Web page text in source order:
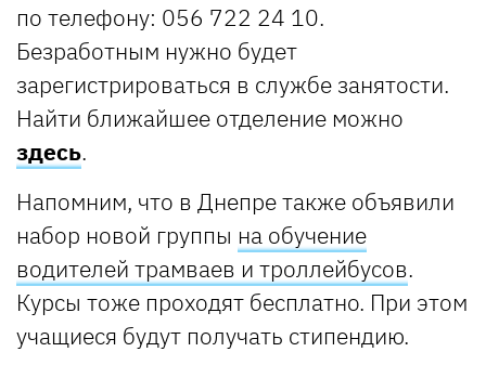
по телефону: 056 722 24 10.
Безработным нужно будет
зарегистрироваться в службе занятости.
Найти ближайшее отделение можно
здесь.
Напомним, что в Днепре также объявили
набор новой группы на обучение
водителей трамваев и троллейбусов.
Курсы тоже проходят бесплатно. При этом
учащиеся будут получать стипендию.